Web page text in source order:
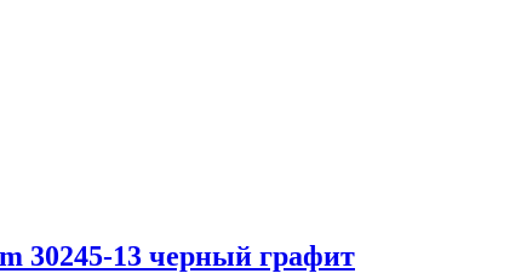
30245-13 черный графит